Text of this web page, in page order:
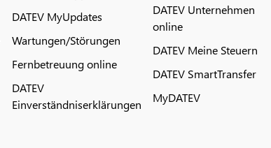
DATEV MyUpdates
Wartungen/Störungen
Fernbetreuung online
DATEV
Einverständniserklärungen
DATEV Unternehmen
online
DATEV Meine Steuern
DATEV SmartTransfer
MyDATEV